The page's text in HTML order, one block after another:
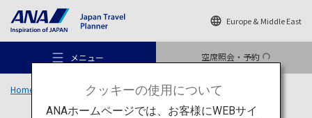
Europe & Middle East
メニュー 空席照会・予約
Home 旅のお役立ち情報クッキーの使用について
ANAホームページでは、お客様にWEBサイ